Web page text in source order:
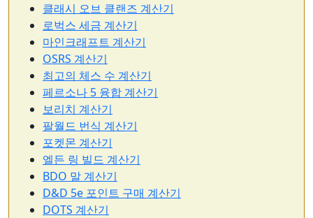
클래시 오브 클랜즈 계산기
로벅스 세금 계산기
마인크래프트 계산기
OSRS 계산기
최고의 체스 수 계산기
페르소나 5 융합 계산기
보리치 계산기
팔월드 번식 계산기
포켓몬 계산기
엘든 링 빌드 계산기
BDO 말 계산기
D&D 5e 포인트 구매 계산기
DOTS 계산기